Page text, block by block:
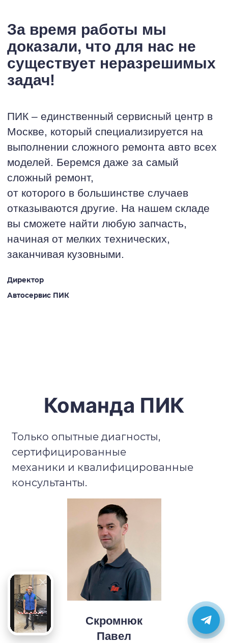
За время работы мы
доказали, что для нас не
существует неразрешимых
задач!
ПИК – единственный сервисный центр в
Москве, который специализируется на
выполнении сложного ремонта авто всех
моделей. Беремся даже за самый
сложный ремонт,
от которого в большинстве случаев
отказываются другие. На нашем складе
вы сможете найти любую запчасть,
начиная от мелких технических,
заканчивая кузовными.
Директор
Автосервис ПИК
Команда ПИК
Только опытные диагносты,
сертифицированные
механики и квалифицированные
консультанты.
Скромнюк
Павел